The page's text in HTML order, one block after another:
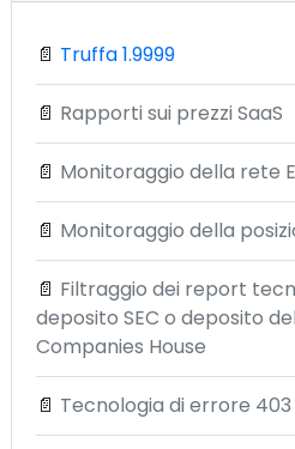
📄 Truffa 1.9999
📄 Rapporti sui prezzi SaaS
📄 Monitoraggio della rete
📄 Monitoraggio della
📄 Filtraggio dei report
deposito SEC o deposito
Companies House
📄 Tecnologia di errore 403